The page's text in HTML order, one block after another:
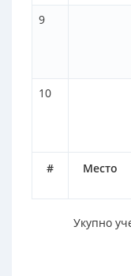
# Место
9
10
Укупно